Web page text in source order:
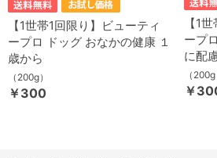
【1世帯1回限り】ビューティ
ープロ ドッグ おなかの健康 １
歳から
（200g）
￥300
【1
ープ
に配
（200g
￥